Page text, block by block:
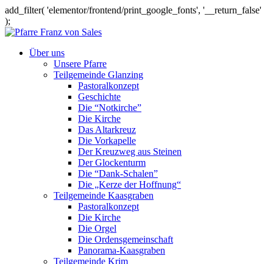
add_filter( 'elementor/frontend/print_google_fonts', '__return_false'
);
Über uns
Unsere Pfarre
Teilgemeinde Glanzing
Pastoralkonzept
Geschichte
Die “Notkirche”
Die Kirche
Das Altarkreuz
Die Vorkapelle
Der Kreuzweg aus Steinen
Der Glockenturm
Die “Dank-Schalen”
Die „Kerze der Hoffnung“
Teilgemeinde Kaasgraben
Pastoralkonzept
Die Kirche
Die Orgel
Die Ordensgemeinschaft
Panorama-Kaasgraben
Teilgemeinde Krim